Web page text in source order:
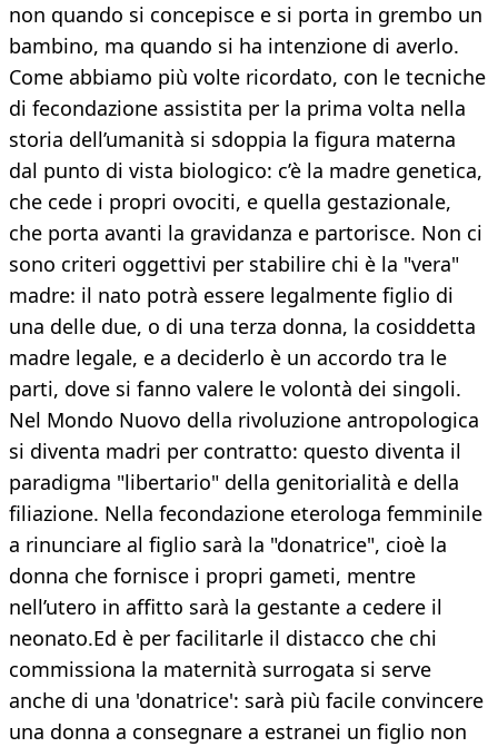
non quando si concepisce e si porta in grembo un
bambino, ma quando si ha intenzione di averlo.
Come abbiamo più volte ricordato, con le tecniche
di fecondazione assistita per la prima volta nella
storia dell’umanità si sdoppia la figura materna
dal punto di vista biologico: c’è la madre genetica,
che cede i propri ovociti, e quella gestazionale,
che porta avanti la gravidanza e partorisce. Non ci
sono criteri oggettivi per stabilire chi è la "vera"
madre: il nato potrà essere legalmente figlio di
una delle due, o di una terza donna, la cosiddetta
madre legale, e a deciderlo è un accordo tra le
parti, dove si fanno valere le volontà dei singoli.
Nel Mondo Nuovo della rivoluzione antropologica
si diventa madri per contratto: questo diventa il
paradigma "libertario" della genitorialità e della
filiazione. Nella fecondazione eterologa femminile
a rinunciare al figlio sarà la "donatrice", cioè la
donna che fornisce i propri gameti, mentre
nell’utero in affitto sarà la gestante a cedere il
neonato.Ed è per facilitarle il distacco che chi
commissiona la maternità surrogata si serve
anche di una 'donatrice': sarà più facile convincere
una donna a consegnare a estranei un figlio non